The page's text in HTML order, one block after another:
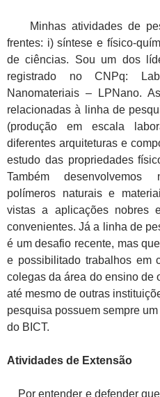
Minhas atividades de
frentes: i) síntese e físico-
de ciências. Sou um dos
registrado no CNPq:
Nanomateriais – LPNano.
relacionadas à linha de
(produção em escala
diferentes arquiteturas e
estudo das propriedades
Também
polímeros naturais e
vistas a aplicações nobres
convenientes. Já a linha de
é um desafio recente, mas
e possibilitado trabalhos em
colegas da área do ensino de
até mesmo de outras
pesquisa possuem sempre
do BICT.
Atividades de Extensão
Por entender e defender